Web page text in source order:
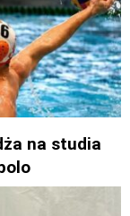
na studia